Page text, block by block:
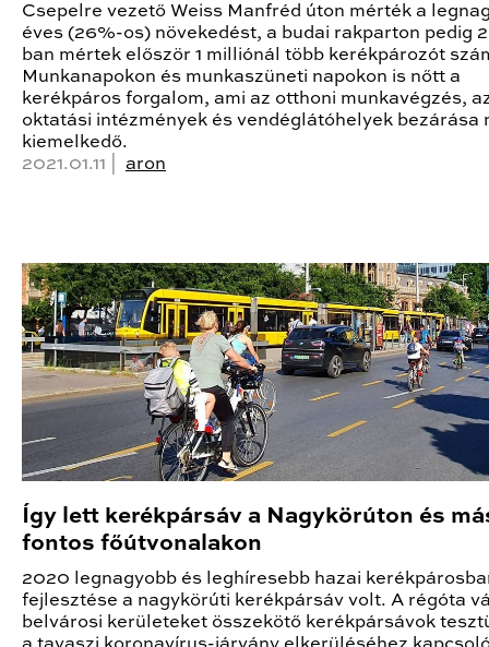
Csepelre vezető Weiss Manfréd úton mérték a
éves (26%-os) növekedést, a budai rakparton pedig
ban mértek először 1 milliónál több kerékpározót
Munkanapokon és munkaszüneti napokon is nőtt a
kerékpáros forgalom, ami az otthoni munkavégzés,
oktatási intézmények és vendéglátóhelyek bezárása
kiemelkedő.
2021.01.11 | aron
Így lett kerékpársáv a Nagykörúton és
fontos főútvonalakon
2020 legnagyobb és leghíresebb hazai
fejlesztése a nagykörúti kerékpársáv volt. A régóta
belvárosi kerületeket összekötő kerékpársávok